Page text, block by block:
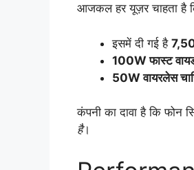
आजकल हर यूज़र चाहता है
इसमें दी गई है
100W फास्ट
50W वायरलेस
कंपनी का दावा है कि फोन
है।